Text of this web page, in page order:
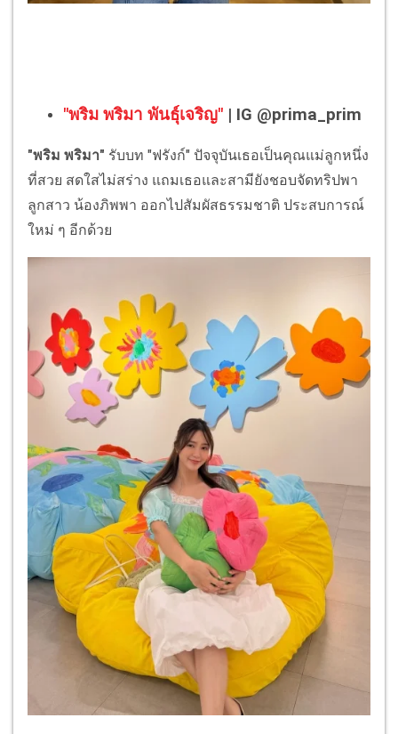
"พริม พริมา พันธุ์เจริญ" | IG @prima_prim
"พริม พริมา" รับบท "ฟรังก์" ปัจจุบันเธอเป็นคุณแม่ลูกหนึ่ง
ที่สวย สดใสไม่สร่าง แถมเธอและสามียังชอบจัดทริปพา
ลูกสาว น้องภิพพา ออกไปสัมผัสธรรมชาติ ประสบการณ์
ใหม่ ๆ อีกด้วย